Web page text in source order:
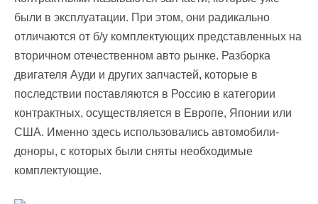
были в эксплуатации. При этом, они радикально
отличаются от б/у комплектующих представленных на
вторичном отечественном авто рынке. Разборка
двигателя Ауди и других запчастей, которые в
последствии поставляются в Россию в категории
контрактных, осуществляется в Европе, Японии или
США. Именно здесь использовались автомобили-
доноры, с которых были сняты необходимые
комплектующие.